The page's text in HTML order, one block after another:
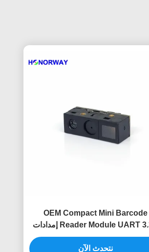
OEM Compact Mini Barcode
Reader Module UART 3.3V إمدادات
6.8mm سمك
نتحدث الآن